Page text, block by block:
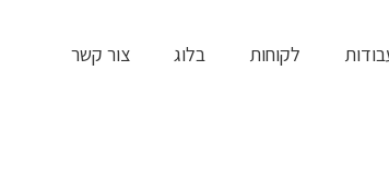
לקוחות בלוג צור קשר